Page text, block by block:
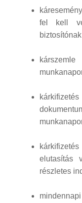
fel kell
biztosítónak
elutasítás
részletes